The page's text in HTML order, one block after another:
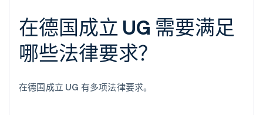
在德国成立 UG 需要满足
哪些法律要求？
在德国成立 UG 有多项法律要求。